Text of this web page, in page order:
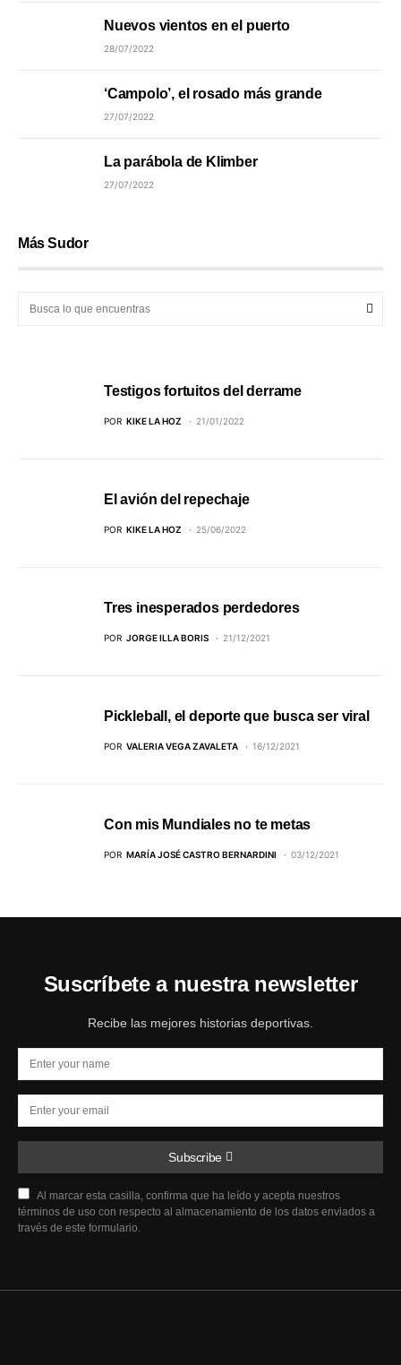
Nuevos vientos en el puerto
28/07/2022
‘Campolo’, el rosado más grande
27/07/2022
La parábola de Klimber
27/07/2022
Más Sudor
Testigos fortuitos del derrame
POR KIKE LA HOZ 21/01/2022
El avión del repechaje
POR KIKE LA HOZ 25/06/2022
Tres inesperados perdedores
POR JORGE ILLA BORIS 21/12/2021
Pickleball, el deporte que busca ser viral
POR VALERIA VEGA ZAVALETA 16/12/2021
Con mis Mundiales no te metas
POR MARÍA JOSÉ CASTRO BERNARDINI 03/12/2021
Suscríbete a nuestra newsletter
Recibe las mejores historias deportivas.
Subscribe
Al marcar esta casilla, confirma que ha leído y acepta nuestros
términos de uso con respecto al almacenamiento de los datos enviados a
través de este formulario.